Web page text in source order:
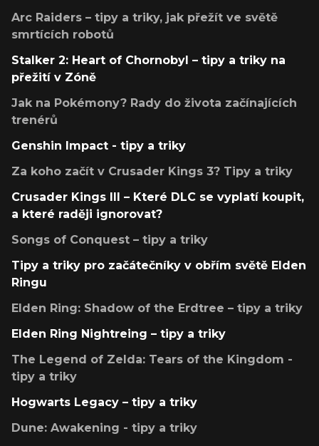
Arc Raiders – tipy a triky, jak přežít ve světě
smrtících robotů
Stalker 2: Heart of Chornobyl – tipy a triky na
přežití v Zóně
Jak na Pokémony? Rady do života začínajících
trenérů
Genshin Impact - tipy a triky
Za koho začít v Crusader Kings 3? Tipy a triky
Crusader Kings III – Které DLC se vyplatí koupit,
a které raději ignorovat?
Songs of Conquest – tipy a triky
Tipy a triky pro začátečníky v obřím světě Elden
Ringu
Elden Ring: Shadow of the Erdtree – tipy a triky
Elden Ring Nightreing – tipy a triky
The Legend of Zelda: Tears of the Kingdom -
tipy a triky
Hogwarts Legacy – tipy a triky
Dune: Awakening - tipy a triky